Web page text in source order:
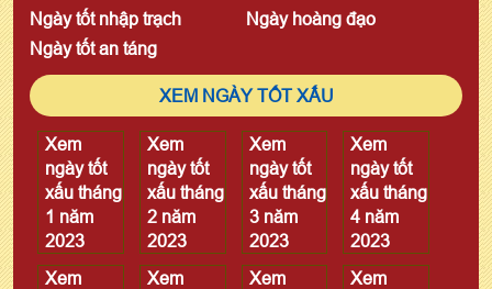
Ngày tốt nhập trạch
Ngày hoàng đạo
Ngày tốt an táng
XEM NGÀY TỐT XẤU
Xem
ngày tốt
xấu tháng
1 năm
2023
Xem
ngày tốt
xấu tháng
2 năm
2023
Xem
ngày tốt
xấu tháng
3 năm
2023
Xem
ngày tốt
xấu tháng
4 năm
2023
Xem
Xem
Xem
Xem